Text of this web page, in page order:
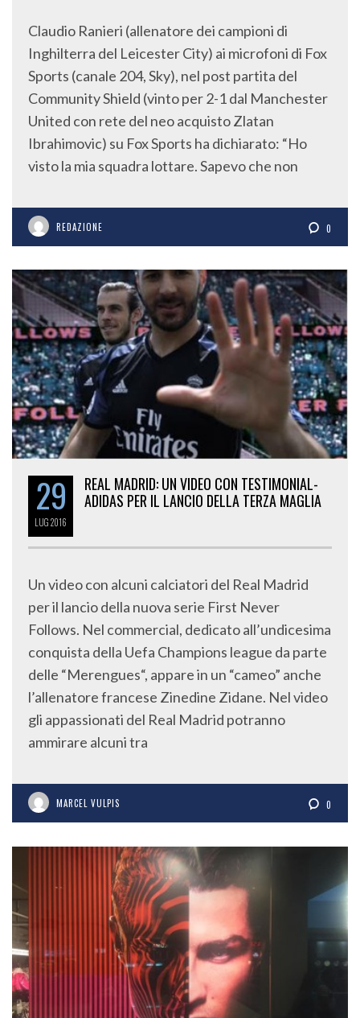
Claudio Ranieri (allenatore dei campioni di
Inghilterra del Leicester City) ai microfoni di Fox
Sports (canale 204, Sky), nel post partita del
Community Shield (vinto per 2-1 dal Manchester
United con rete del neo acquisto Zlatan
Ibrahimovic) su Fox Sports ha dichiarato: “Ho
visto la mia squadra lottare. Sapevo che non
REDAZIONE 0
29
LUG2016
REAL MADRID: UN VIDEO CON TESTIMONIAL-
ADIDAS PER IL LANCIO DELLA TERZA MAGLIA
Un video con alcuni calciatori del Real Madrid
per il lancio della nuova serie First Never
Follows. Nel commercial, dedicato all’undicesima
conquista della Uefa Champions league da parte
delle “Merengues“, appare in un “cameo” anche
l’allenatore francese Zinedine Zidane. Nel video
gli appassionati del Real Madrid potranno
ammirare alcuni tra
MARCEL VULPIS 0